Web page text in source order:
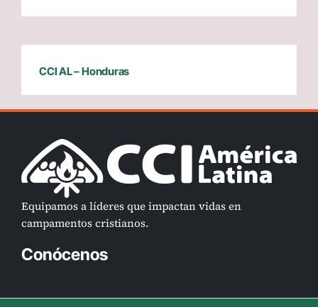
CCI AL – Honduras
Equipamos a líderes que impactan vidas en
campamentos cristianos.
Conócenos